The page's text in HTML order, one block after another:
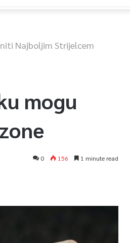
Najboljim Strijelcem
mogu
0 156 1 minute read